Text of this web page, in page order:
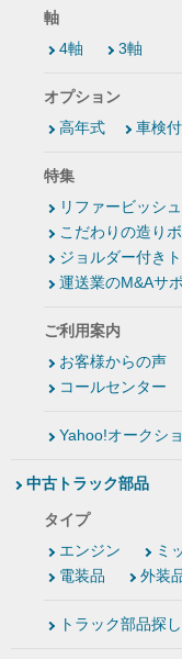
軸
4軸
3軸
オプション
高年式
車検付
特集
リファービッシ
こだわりの造り
ジョルダー付き
運送業のM&Aサ
ご利用案内
お客様からの声
コールセンター
Yahoo!オークシ
中古トラック部品
タイプ
エンジン
ミ
電装品
外装
トラック部品探